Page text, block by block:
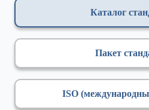
Каталог
Пакет
ISO